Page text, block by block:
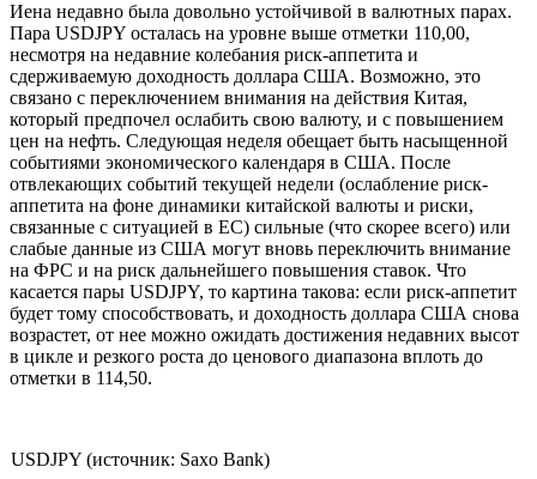
Иена недавно была довольно устойчивой в валютных парах.
Пара USDJPY осталась на уровне выше отметки 110,00,
несмотря на недавние колебания риск-аппетита и
сдерживаемую доходность доллара США. Возможно, это
связано с переключением внимания на действия Китая,
который предпочел ослабить свою валюту, и с повышением
цен на нефть. Следующая неделя обещает быть насыщенной
событиями экономического календаря в США. После
отвлекающих событий текущей недели (ослабление риск-
аппетита на фоне динамики китайской валюты и риски,
связанные с ситуацией в ЕС) сильные (что скорее всего) или
слабые данные из США могут вновь переключить внимание
на ФРС и на риск дальнейшего повышения ставок. Что
касается пары USDJPY, то картина такова: если риск-аппетит
будет тому способствовать, и доходность доллара США снова
возрастет, от нее можно ожидать достижения недавних высот
в цикле и резкого роста до ценового диапазона вплоть до
отметки в 114,50.
USDJPY (источник: Saxo Bank)